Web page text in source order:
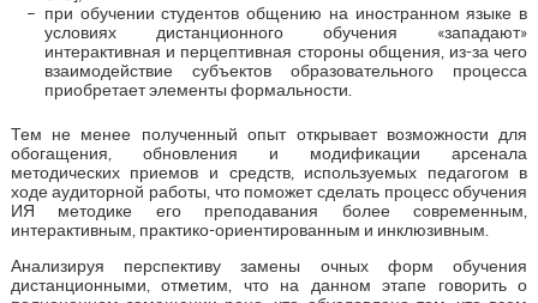
при обучении студентов общению на иностранном языке в
условиях дистанционного обучения «западают»
интерактивная и перцептивная стороны общения, из-за чего
взаимодействие субъектов образовательного процесса
приобретает элементы формальности.
Тем не менее полученный опыт открывает возможности для
обогащения, обновления и модификации арсенала
методических приемов и средств, используемых педагогом в
ходе аудиторной работы, что поможет сделать процесс обучения
ИЯ методике его преподавания более современным,
интерактивным, практико-ориентированным и инклюзивным.
Анализируя перспективу замены очных форм обучения
дистанционными, отметим, что на данном этапе говорить о